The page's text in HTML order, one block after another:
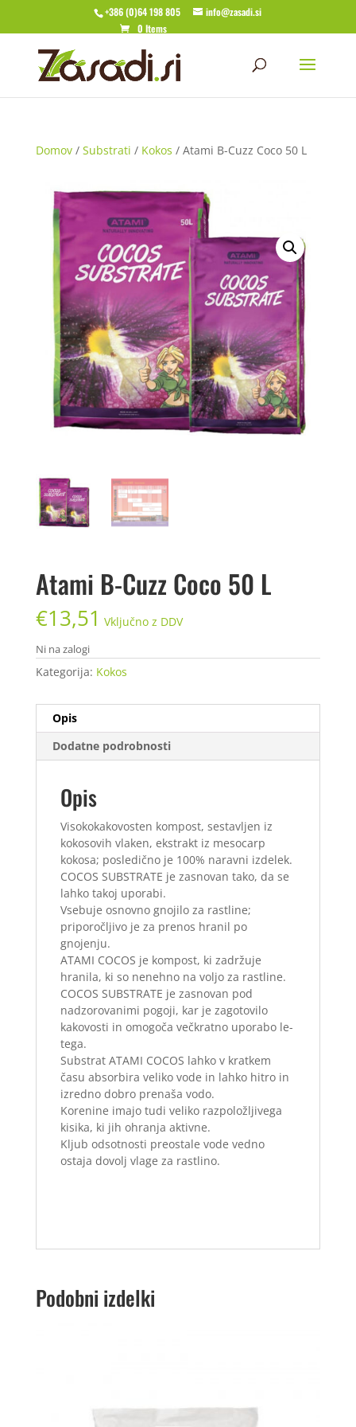
+386 (0)64 198 805
info@zasadi.si
0 Items
Domov/ Substrati / Kokos / Atami B-Cuzz Coco 50 L
Atami B-Cuzz Coco 50 L
€13,51 Vključno z DDV
Ni na zalogi
Kategorija: Kokos
Opis
Dodatne podrobnosti
Opis
Visokokakovosten kompost, sestavljen iz
kokosovih vlaken, ekstrakt iz mesocarp
kokosa; posledično je 100% naravni izdelek.
COCOS SUBSTRATE je zasnovan tako, da se
lahko takoj uporabi.
Vsebuje osnovno gnojilo za rastline;
priporočljivo je za prenos hranil po
gnojenju.
ATAMI COCOS je kompost, ki zadržuje
hranila, ki so nenehno na voljo za rastline.
COCOS SUBSTRATE je zasnovan pod
nadzorovanimi pogoji, kar je zagotovilo
kakovosti in omogoča večkratno uporabo le-
tega.
Substrat ATAMI COCOS lahko v kratkem
času absorbira veliko vode in lahko hitro in
izredno dobro prenaša vodo.
Korenine imajo tudi veliko razpoložljivega
kisika, ki jih ohranja aktivne.
Kljub odsotnosti preostale vode vedno
ostaja dovolj vlage za rastlino.
Podobni izdelki